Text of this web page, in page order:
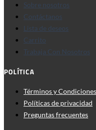
Sobre nosotros
Contáctanos
Lista de deseos
Carrito
Trabaja Con Nosotros
POLÍTICA
Términos y Condiciones
Políticas de privacidad
Preguntas frecuentes